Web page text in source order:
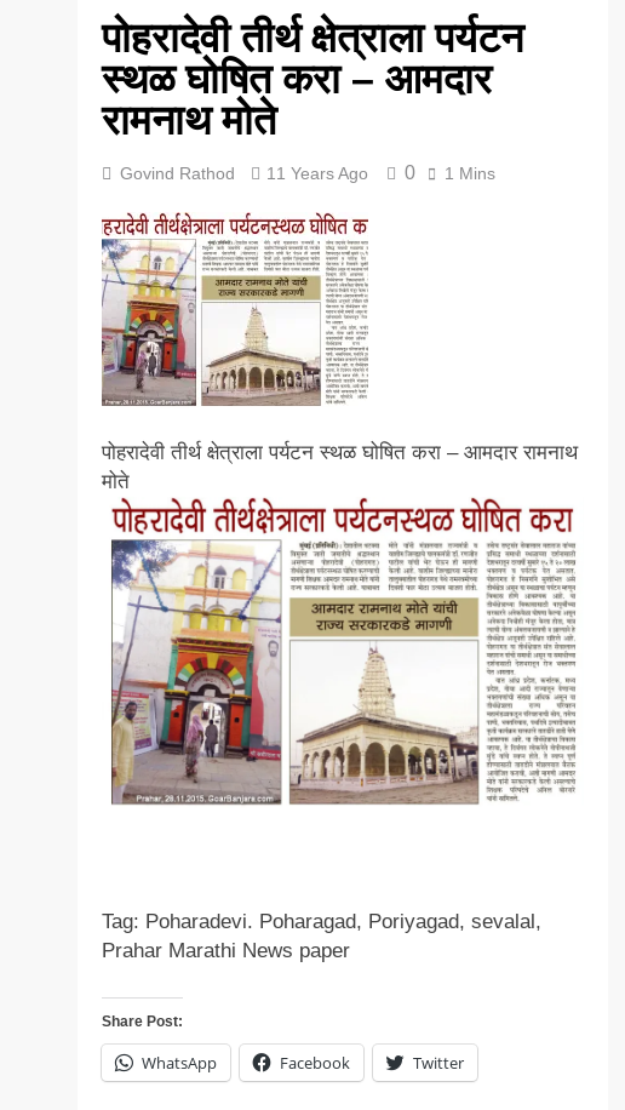
5 Years Ago
पोहरादेवी तीर्थ क्षेत्राला पर्यटन
स्थळ घोषित करा – आमदार
रामनाथ मोते
Govind Rathod 11 Years Ago 0 1 Mins
पोहरादेवी तीर्थ क्षेत्राला पर्यटन स्थळ घोषित करा – आमदार रामनाथ
मोते
Tag: Poharadevi. Poharagad, Poriyagad, sevalal,
Prahar Marathi News paper
Share Post:
WhatsApp Facebook Twitter